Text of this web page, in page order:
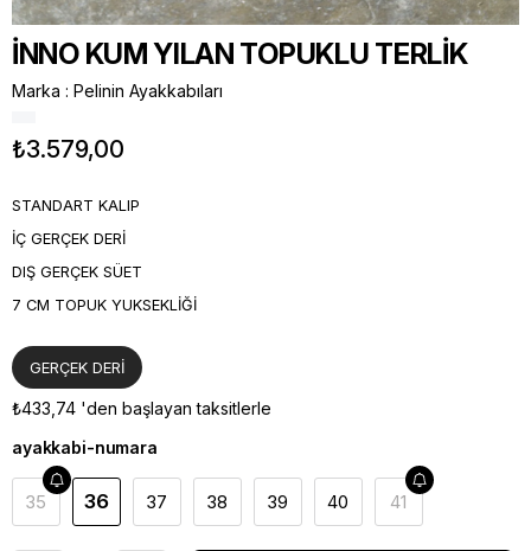
İNNO KUM YILAN TOPUKLU TERLİK
Marka : Pelinin Ayakkabıları
₺3.579,00
STANDART KALIP
İÇ GERÇEK DERİ
DIŞ GERÇEK SÜET
7 CM TOPUK YUKSEKLİĞİ
GERÇEK DERİ
₺433,74 'den başlayan taksitlerle
ayakkabi-numara
35 36 37 38 39 40 41